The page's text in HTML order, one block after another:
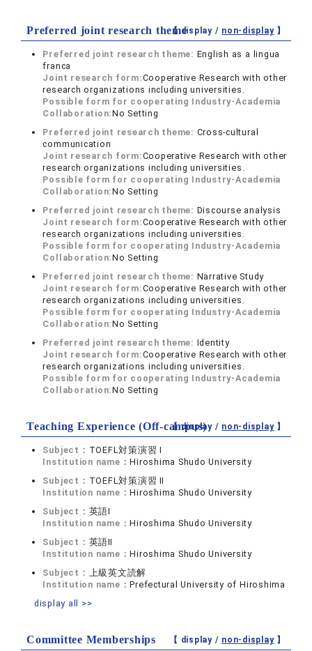
Preferred joint research theme【 display / non-display】
Preferred joint research theme: English as a lingua
franca
Joint research form:Cooperative Research with other
research organizations including universities.
Possible form for cooperating Industry-Academia
Collaboration:No Setting
Preferred joint research theme: Cross-cultural
communication
Joint research form:Cooperative Research with other
research organizations including universities.
Possible form for cooperating Industry-Academia
Collaboration:No Setting
Preferred joint research theme: Discourse analysis
Joint research form:Cooperative Research with other
research organizations including universities.
Possible form for cooperating Industry-Academia
Collaboration:No Setting
Preferred joint research theme: Narrative Study
Joint research form:Cooperative Research with other
research organizations including universities.
Possible form for cooperating Industry-Academia
Collaboration:No Setting
Preferred joint research theme: Identity
Joint research form:Cooperative Research with other
research organizations including universities.
Possible form for cooperating Industry-Academia
Collaboration:No Setting
Teaching Experience (Off-campus)
【 display / non-display】
Subject： TOEFL対策演習 Ⅰ
Institution name：Hiroshima Shudo University
Subject： TOEFL対策演習 Ⅱ
Institution name：Hiroshima Shudo University
Subject： 英語Ⅰ
Institution name：Hiroshima Shudo University
Subject： 英語Ⅱ
Institution name：Hiroshima Shudo University
Subject： 上級英文読解
Institution name：Prefectural University of Hiroshima
display all >>
Committee Memberships 【 display / non-display】